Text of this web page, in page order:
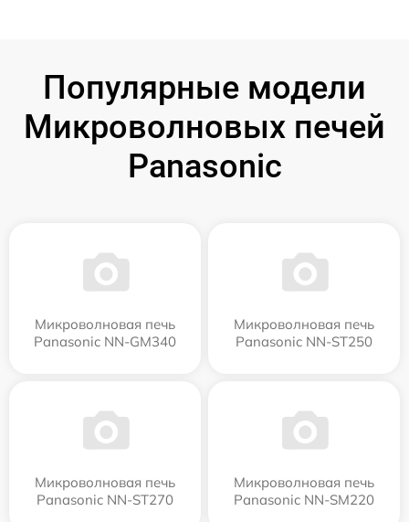
Популярные модели
Микроволновых печей
Panasonic
Микроволновая печь
Panasonic NN-GM340
Микроволновая печь
Panasonic NN-ST250
Микроволновая печь
Panasonic NN-ST270
Микроволновая печь
Panasonic NN-SM220